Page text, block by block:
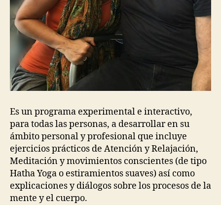
Es un programa experimental e interactivo,
para todas las personas, a desarrollar en su
ámbito personal y profesional que incluye
ejercicios prácticos de Atención y Relajación,
Meditación y movimientos conscientes (de tipo
Hatha Yoga o estiramientos suaves) así como
explicaciones y diálogos sobre los procesos de la
mente y el cuerpo.